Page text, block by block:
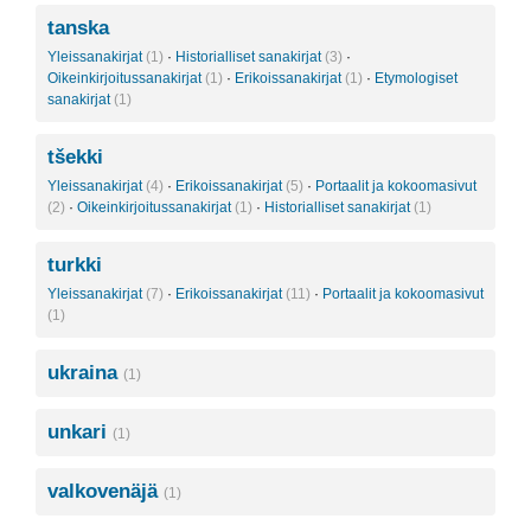
tanska
Yleissanakirjat (1) · Historialliset sanakirjat (3) ·
Oikeinkirjoitussanakirjat (1) · Erikoissanakirjat (1) · Etymologiset
sanakirjat (1)
tšekki
Yleissanakirjat (4) · Erikoissanakirjat (5) · Portaalit ja kokoomasivut
(2) · Oikeinkirjoitussanakirjat (1) · Historialliset sanakirjat (1)
turkki
Yleissanakirjat (7) · Erikoissanakirjat (11) · Portaalit ja kokoomasivut
(1)
ukraina (1)
unkari (1)
valkovenäjä (1)